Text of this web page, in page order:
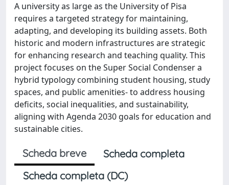
A university as large as the University of Pisa
requires a targeted strategy for maintaining,
adapting, and developing its building assets. Both
historic and modern infrastructures are strategic
for enhancing research and teaching quality. This
project focuses on the Super Social Condenser a
hybrid typology combining student housing, study
spaces, and public amenities- to address housing
deficits, social inequalities, and sustainability,
aligning with Agenda 2030 goals for education and
sustainable cities.
Scheda breve
Scheda completa
Scheda completa (DC)